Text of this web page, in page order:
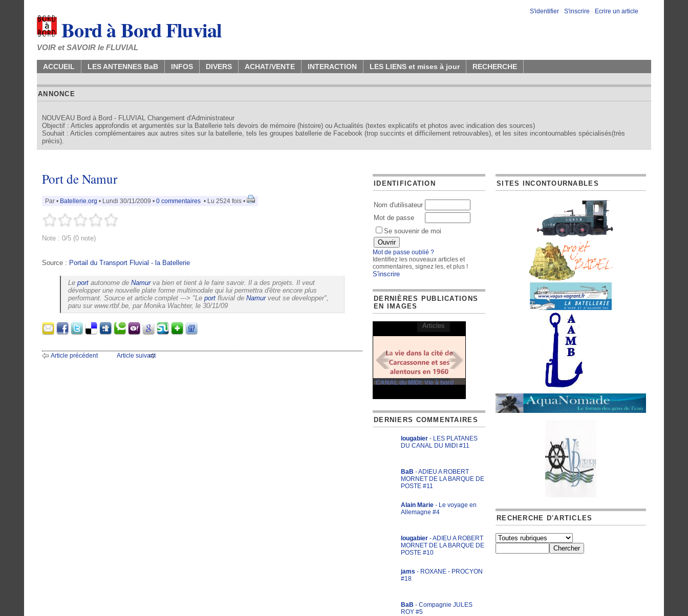
S'identifier - S'inscrire - Ecrire un article
Bord à Bord Fluvial
VOIR et SAVOIR le FLUVIAL
ACCUEIL LES ANTENNES BaB INFOS DIVERS ACHAT/VENTE INTERACTION LES LIENS et mises à jour RECHERCHE
ANNONCE
NOUVEAU Bord à Bord - FLUVIAL Changement d'Administrateur
Objectif : Articles approfondis et argumentés sur la Batellerie tels devoirs de mémoire (histoire) ou Actualités (textes explicatifs et photos avec indication des sources)
Souhait : Articles complémentaires aux autres sites sur la batellerie, tels les groupes batellerie de Facebook (trop succints et difficilement retrouvables), et les sites incontournables spécialisés(très
précis).
Port de Namur
Par • Batellerie.org • Lundi 30/11/2009 • 0 commentaires • Lu 2524 fois •
Note : 0/5 (0 note)
Source : Portail du Transport Fluvial - la Batellerie
Le port autonome de Namurva bien et tient à le faire savoir. Il a des projets. Il veut
développer une nouvelle plate forme multimodale qui lui permettra d'être encore plus
performant. Source et article complet ---> "Le port fluvial de Namurveut se developper",
paru sur www.rtbf.be, par Monika Wachter, le 30/11/09
Article précédent Article suivant
IDENTIFICATION
Nom d'utilisateur
Mot de passe
Se souvenir de moi
Mot de passe oublié ?
Identifiez les nouveaux articles et
commentaires, signez les, et plus !
S'inscrire
DERNIÈRES PUBLICATIONS
EN IMAGES
CANAL du MIDI: Vie à bord
Articles
DERNIERS COMMENTAIRES
lougabier - LES PLATANES
DU CANAL DU MIDI #11
BaB - ADIEU A ROBERT
MORNET DE LA BARQUE DE
POSTE #11
Alain Marie - Le voyage en
Allemagne #4
lougabier - ADIEU A ROBERT
MORNET DE LA BARQUE DE
POSTE #10
jams - ROXANE - PROCYON
#18
BaB - Compagnie JULES
ROY #5
SITES INCONTOURNABLES
RECHERCHE D'ARTICLES